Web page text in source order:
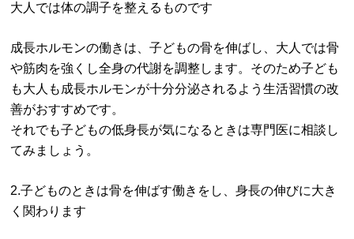
大人では体の調子を整えるものです
成長ホルモンの働きは、子どもの骨を伸ばし、大人では骨
や筋肉を強くし全身の代謝を調整します。そのため子ども
も大人も成長ホルモンが十分分泌されるよう生活習慣の改
善がおすすめです。
それでも子どもの低身長が気になるときは専門医に相談し
てみましょう。
2.子どものときは骨を伸ばす働きをし、身長の伸びに大き
く関わります